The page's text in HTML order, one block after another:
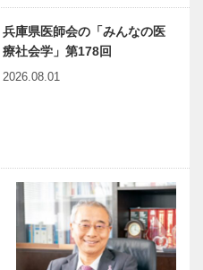
兵庫県医師会の「みんなの医
療社会学」第178回
2026.08.01